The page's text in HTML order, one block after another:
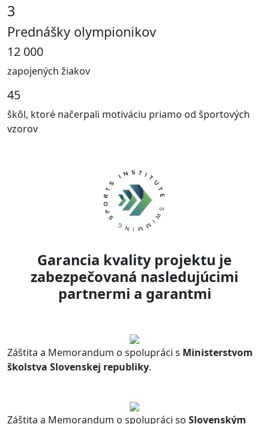
3
Prednášky olympionikov
12 000
zapojených žiakov
45
škôl, ktoré načerpali motiváciu priamo od športových
vzorov
Garancia kvality projektu je
zabezpečovaná nasledujúcimi
partnermi a garantmi
Záštita a Memorandum o spolupráci s Ministerstvom
školstva Slovenskej republiky.
Záštita a Memorandum o spolupráci so Slovenským